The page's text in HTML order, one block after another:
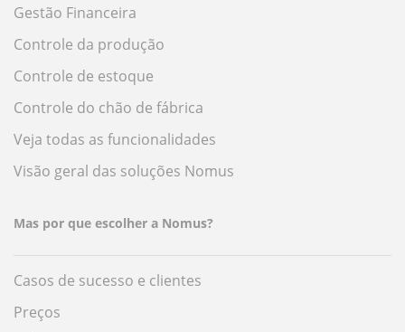
Gestão Financeira
Controle da produção
Controle de estoque
Controle do chão de fábrica
Veja todas as funcionalidades
Visão geral das soluções Nomus
Mas por que escolher a Nomus?
Casos de sucesso e clientes
Preços